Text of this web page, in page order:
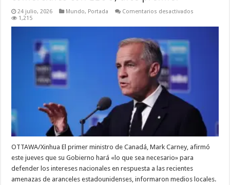
24 julio, 2026 Mundo, Portada Comentarios desactivados
con
EEUU,
dice
premier
1,215
OTTAWA/Xinhua El primer ministro de Canadá, Mark Carney, afirmó
este jueves que su Gobierno hará «lo que sea necesario» para
defender los intereses nacionales en respuesta a las recientes
amenazas de aranceles estadounidenses, informaron medios locales.